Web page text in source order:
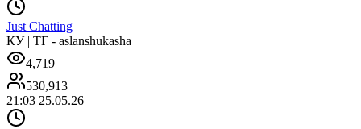
Just Chatting
КУ | ТГ - aslanshukasha
4,719
530,913
21:03 25.05.26